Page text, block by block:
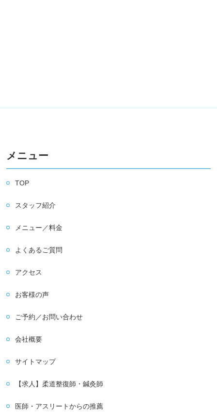
メニュー
TOP
スタッフ紹介
メニュー／料金
よくあるご質問
アクセス
お客様の声
ご予約／お問い合わせ
会社概要
サイトマップ
【求人】柔道整復師・鍼灸師
医師・アスリートからの推薦